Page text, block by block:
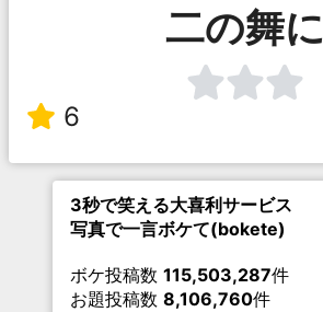
二の舞に
6
3秒で笑える大喜利サービス
写真で一言ボケて(bokete)
ボケ投稿数 115,503,287件
お題投稿数 8,106,760件